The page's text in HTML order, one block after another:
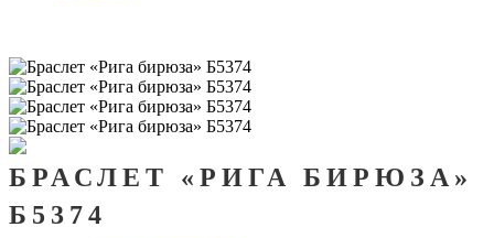
БРАСЛЕТ «РИГА БИРЮЗА»
Б5374